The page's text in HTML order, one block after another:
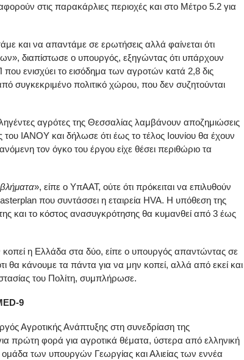
στις παρακάρλιες περιοχές και στο Μέτρο 5.2 για
και να απαντάμε σε ερωτήσεις αλλά φαίνεται ότι
διαπίστωσε ο υπουργός, εξηγώντας ότι υπάρχουν
ενισχύει το εισόδημα των αγροτών κατά 2,8 δις
συγκεκριμένο πολιτικό χώρου, που δεν συζητούνται
αγρότες της Θεσσαλίας λαμβάνουν αποζημιώσεις
ΙΑΝΟΥ και δήλωσε ότι έως το τέλος Ιουνίου θα έχουν
τον όγκο του έργου είχε θέσει περιθώριο τα
», είπε ο ΥπΑΑΤ, ούτε ότι πρόκειται να επιλυθούν
που συντάσσει η εταιρεία HVA. Η υπόθεση της
και το κόστος ανασυγκρότησης θα κυμανθεί από 3 έως
η Ελλάδα στα δύο, είπε ο υπουργός απαντώντας σε
θα κάνουμε τα πάντα για να μην κοπεί, αλλά από εκεί και
του Πολίτη, συμπλήρωσε.
-9
Αγροτικής Ανάπτυξης στη συνεδρίαση της
πρώτη φορά για αγροτικά θέματα, ύστερα από ελληνική
των υπουργών Γεωργίας και Αλιείας των εννέα